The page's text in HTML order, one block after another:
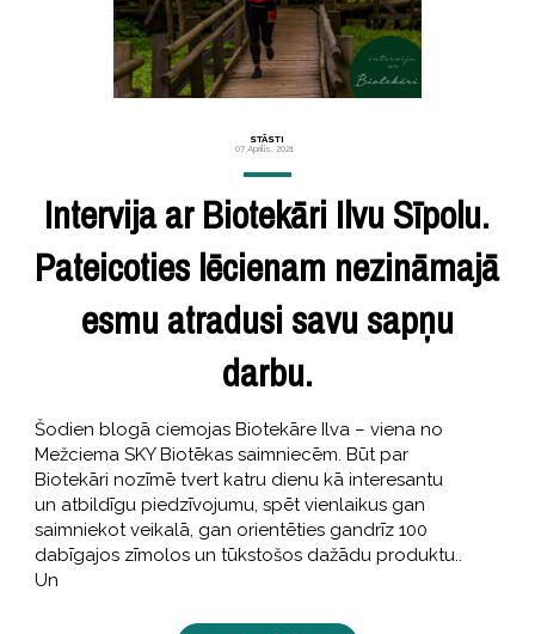
STĀSTI
07 Aprīlis, 2021
Intervija ar Biotekāri Ilvu Sīpolu.
Pateicoties lēcienam nezināmajā
esmu atradusi savu sapņu
darbu.
Šodien blogā ciemojas Biotekāre Ilva – viena no
Mežciema SKY Biotēkas saimniecēm. Būt par
Biotekāri nozīmē tvert katru dienu kā interesantu
un atbildīgu piedzīvojumu, spēt vienlaikus gan
saimniekot veikalā, gan orientēties gandrīz 100
dabīgajos zīmolos un tūkstošos dažādu produktu..
Un